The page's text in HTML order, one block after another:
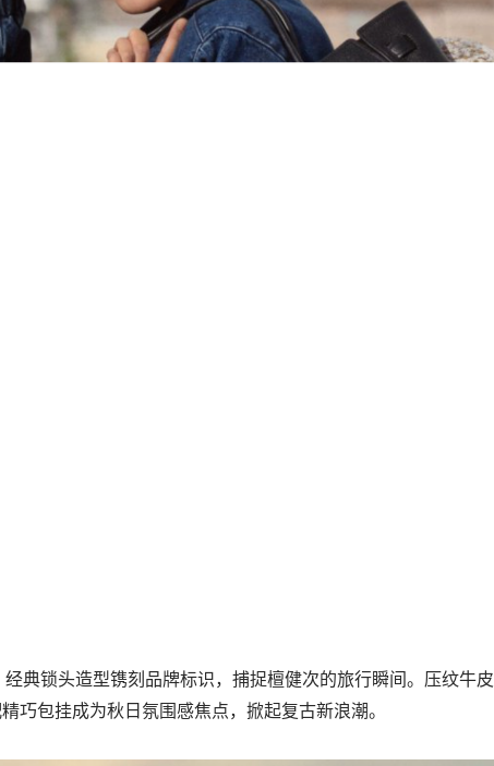
经典锁头造型镌刻品牌标识，捕捉檀健次的旅行瞬间。压纹牛皮
巧包挂成为秋日氛围感焦点，掀起复古新浪潮。